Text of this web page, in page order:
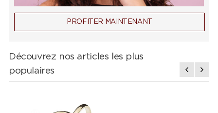
PROFITER MAINTENANT
Découvrez nos articles les plus
populaires